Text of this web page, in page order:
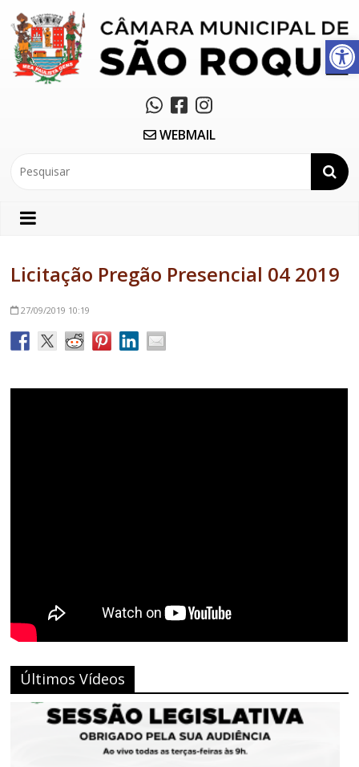
Abrir a barra de ferramentas
WEBMAIL
Licitação Pregão Presencial 04 2019
27/09/2019 10:19
Últimos Vídeos